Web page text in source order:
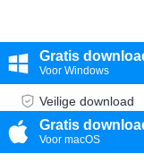
Gratis
Voor Windows
Veilige download
Gratis
Voor macOS